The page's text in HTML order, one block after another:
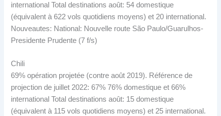
international Total destinations août: 54 domestique
(équivalent à 622 vols quotidiens moyens) et 20 international.
Nouveautes: National: Nouvelle route São Paulo/Guarulhos-
Presidente Prudente (7 f/s)
Chili
69% opération projetée (contre août 2019). Référence de
projection de juillet 2022: 67% 76% domestique et 66%
international Total destinations août: 15 domestique
(équivalent à 115 vols quotidiens moyens) et 25 international.